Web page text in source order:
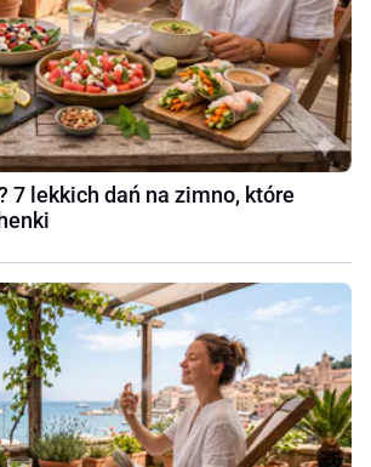
7 lekkich dań na zimno, które